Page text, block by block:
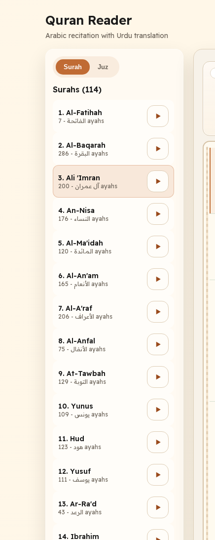
Quran Reader
Arabic recitation with Urdu translation
Surah Juz
Surahs (114)
1. Al-Fatihah
الفاتحة - 7 ayahs
2. Al-Baqarah
البقرة - 286 ayahs
3. Ali 'Imran
آل عمران - 200 ayahs
4. An-Nisa
النساء - 176 ayahs
5. Al-Ma'idah
المائدة - 120 ayahs
6. Al-An'am
الأنعام - 165 ayahs
7. Al-A'raf
الأعراف - 206 ayahs
8. Al-Anfal
الأنفال - 75 ayahs
9. At-Tawbah
التوبة - 129 ayahs
10. Yunus
يونس - 109 ayahs
11. Hud
هود - 123 ayahs
12. Yusuf
يوسف - 111 ayahs
13. Ar-Ra'd
الرعد - 43 ayahs
14. Ibrahim